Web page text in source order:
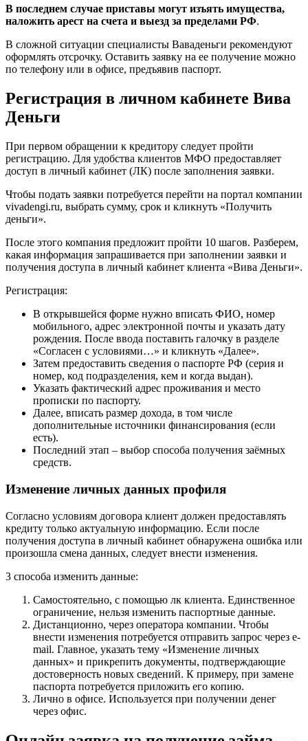
В последнем случае приставы могут изъять имущества,
наложить арест на счета и выезд за пределами РФ.
В сложной ситуации специалисты Ваваденьги рекомендуют
оформлять отсрочку. Оставить заявку на ее получение можно
по телефону или в офисе, предъявив паспорт.
Регистрация в личном кабинете Вива
Деньги
При первом обращении к кредитору следует пройти
регистрацию. Для удобства клиентов МФО предоставляет
доступ в личный кабинет (ЛК) после заполнения заявки.
Чтобы подать заявки потребуется перейти на портал компании
vivadengi.ru, выбрать сумму, срок и кликнуть «Получить
деньги».
После этого компания предложит пройти 10 шагов. Разберем,
какая информация запрашивается при заполнении заявки и
получения доступа в личный кабинет клиента «Вива Деньги».
Регистрация:
В открывшейся форме нужно вписать ФИО, номер
мобильного, адрес электронной почты и указать дату
рождения. После ввода поставить галочку в разделе
«Согласен с условиями…» и кликнуть «Далее».
Затем предоставить сведения о паспорте РФ (серия и
номер, код подразделения, кем и когда выдан).
Указать фактический адрес проживания и место
прописки по паспорту.
Далее, вписать размер дохода, в том числе
дополнительные источники финансирования (если
есть).
Последний этап – выбор способа получения заёмных
средств.
Изменение личных данных профиля
Согласно условиям договора клиент должен предоставлять
кредиту только актуальную информацию. Если после
получения доступа в личный кабинет обнаружена ошибка или
произошла смена данных, следует внести изменения.
3 способа изменить данные:
Самостоятельно, с помощью лк клиента. Единственное
ограничение, нельзя изменить паспортные данные.
Дистанционно, через оператора компании. Чтобы
внести изменения потребуется отправить запрос через e-
mail. Главное, указать тему «Изменение личных
данных» и прикрепить документы, подтверждающие
достоверность новых сведений. К примеру, при замене
паспорта потребуется приложить его копию.
Лично в офисе. Используется при получении денег
через офис.